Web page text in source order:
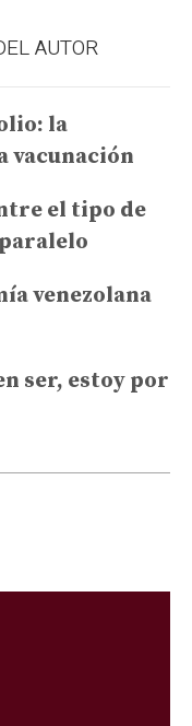
AUTOR
la
vacunación
el tipo de
venezolana
ser, estoy por